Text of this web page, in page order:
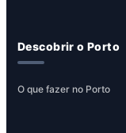
Descobrir o Porto
O que fazer no Porto